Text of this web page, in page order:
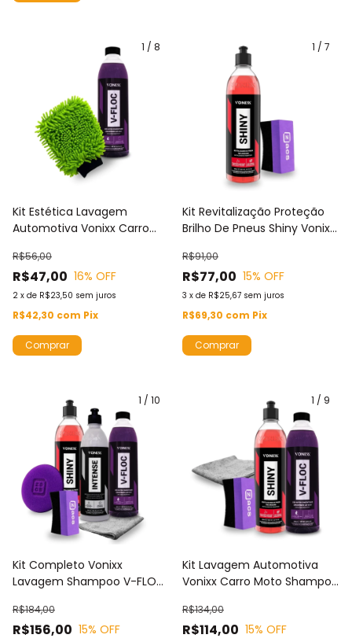
1 / 8
Kit Estética Lavagem
Automotiva Vonixx Carro
500ml e Luva De Microfibra
R$47,00
R$56,00
16% OFF
2 x de R$23,50 sem juros
R$42,30 com Pix
1 / 7
Kit Revitalização Proteção
Brilho De Pneus Shiny Vonixx
Zacs
R$77,00
R$91,00
15% OFF
3 x de R$25,67 sem juros
R$69,30 com Pix
1 / 10
Kit Completo Vonixx
Lavagem Shampoo V-FLOC
Intense + Apl Espuma +
Microfibra
R$156,00
R$184,00
15% OFF
1 / 9
Kit Lavagem Automotiva
Vonixx Carro Moto Shampoo
Pneus SHINY + Apl Pretinho +
Toalha Microfibra
R$114,00
R$134,00
15% OFF